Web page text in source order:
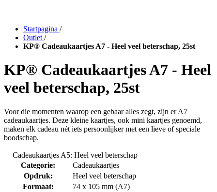
Startpagina /
Outlet /
KP® Cadeaukaartjes A7 - Heel veel beterschap, 25st
KP® Cadeaukaartjes A7 - Heel
veel beterschap, 25st
Voor die momenten waarop een gebaar alles zegt, zijn er A7
cadeaukaartjes. Deze kleine kaartjes, ook mini kaartjes genoemd,
maken elk cadeau nét iets persoonlijker met een lieve of speciale
boodschap.
Cadeaukaartjes A5: Heel veel beterschap
Categorie:
Cadeaukaartjes
Opdruk:
Heel veel beterschap
Formaat:
74 x 105 mm (A7)